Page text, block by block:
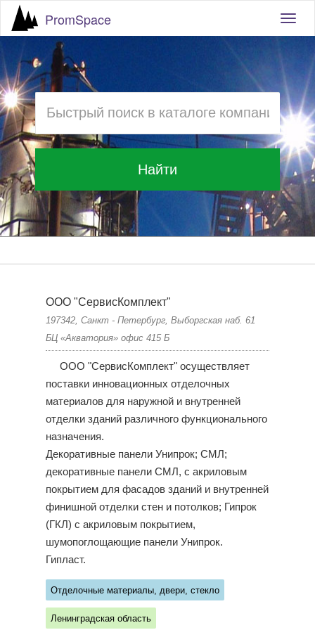
PromSpace
Найти
ООО "СервисКомплект"
197342, Санкт - Петербург, Выборгская наб. 61
БЦ «Акватория» офис 415 Б
ООО "СервисКомплект" осуществляет
поставки инновационных отделочных
материалов для наружной и внутренней
отделки зданий различного функционального
назначения.
Декоративные панели Унипрок; СМЛ;
декоративные панели СМЛ, с акриловым
покрытием для фасадов зданий и внутренней
финишной отделки стен и потолков; Гипрок
(ГКЛ) с акриловым покрытием,
шумопоглощающие панели Унипрок.
Гипласт.
Отделочные материалы, двери, стекло
Ленинградская область